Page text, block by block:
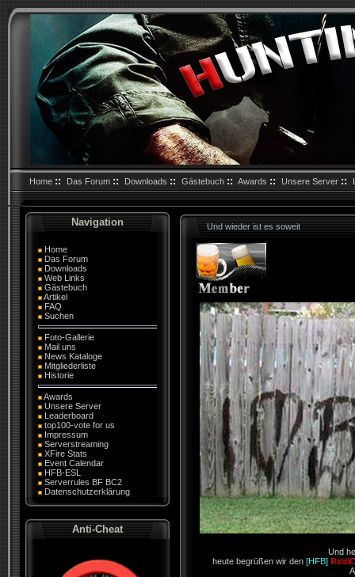
Home :: Das Forum :: Downloads :: Gästebuch :: Awards :: Unsere Server ::
Navigation
Home
Das Forum
Downloads
Web Links
Gästebuch
Artikel
FAQ
Suchen
Foto-Gallerie
Mail uns
News Kataloge
Mitgliederliste
Historie
Awards
Unsere Server
Leaderboard
top100-vote for us
Impressum
Serverstreaming
XFire Stats
Event Calendar
HFB-ESL
Serverrules BF BC2
Datenschutzerklärung
Anti-Cheat
Und wieder ist es soweit
Und
heute begrüßen wir den [HFB]